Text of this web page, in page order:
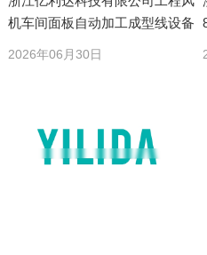
机车间面板自动加工成型线设备
2026年06月30日